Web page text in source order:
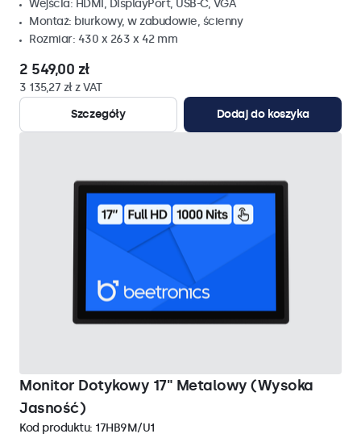
Wejścia: HDMI, DisplayPort, USB-C, VGA
Montaż: biurkowy, w zabudowie, ścienny
Rozmiar: 430 x 263 x 42 mm
2 549,00 zł
3 135,27 zł z VAT
Szczegóły
Dodaj do koszyka
Monitor Dotykowy 17" Metalowy (Wysoka
Jasność)
Kod produktu: 17HB9M/U1